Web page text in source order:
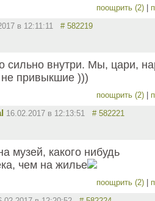
поощрить (2)
в 12:11:11 # 582219
сильно внутри. Мы, цари,
привыкшие )))
поощрить (2)
16.02.2017 в 12:13:51 # 582221
музей, какого нибудь
чем на жилье
поощрить (2)